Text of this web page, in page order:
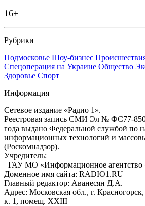
16+
Рубрики
Подмосковье Шоу-бизнес
Спецоперация на Украине Общество
Здоровье Спорт
Информация
Сетевое издание «Радио 1».
Реестровая запись СМИ Эл № ФС77-
года выдано Федеральной службой по
информационных технологий и
(Роскомнадзор).
Учредитель:
ГАУ МО «Информационное агентство
Доменное имя сайта: RADIO1.RU
Главный редактор: Аванесян Д.А.
Адрес: Московская обл., г.
к. 1, помещ. XXIII